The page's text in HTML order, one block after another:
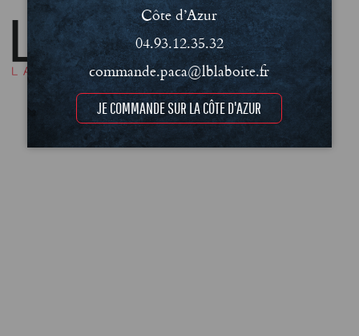
Côte d’Azur
04.93.12.35.32
commande.paca@lblaboite.fr
JE COMMANDE SUR LA CÔTE D'AZUR